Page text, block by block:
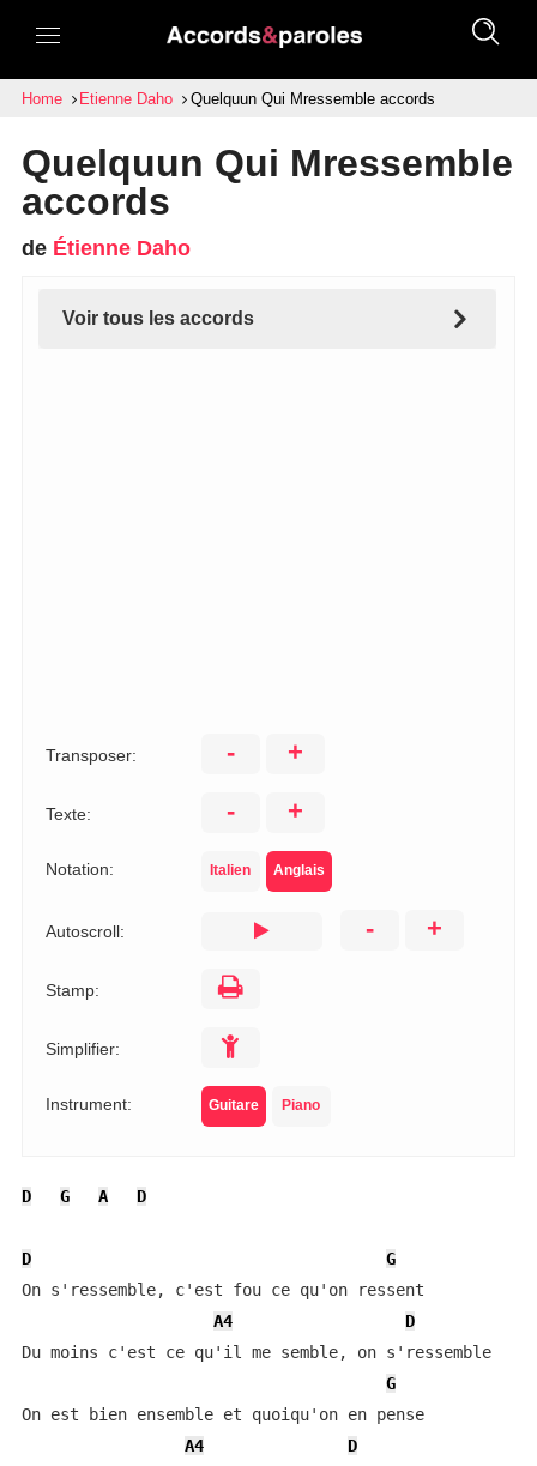
Home Etienne Daho Quelquun Qui Mressemble accords
Quelquun Qui Mressemble
accords
de Étienne Daho
Voir tous les accords
Transposer: - +
Texte: - +
Notation: Italien Anglais
Autoscroll: - +
Stamp:
Simplifier:
Instrument: Guitare Piano
D G A D
D
G
On s'ressemble, c'est fou ce qu'on ressent
A4
D
Du moins c'est ce qu'il me semble, on s'ressemble
G
On est bien ensemble et quoiqu'on en pense
A4
D